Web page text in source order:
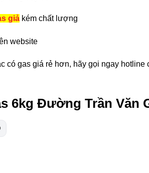
giả kém chất lượng
website
có gas giá rẻ hơn, hãy gọi ngay
6kg Đường Trần Văn